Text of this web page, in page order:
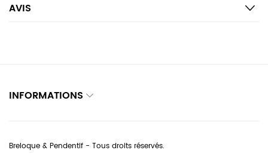
AVIS
INFORMATIONS
Breloque & Pendentif - Tous droits réservés.